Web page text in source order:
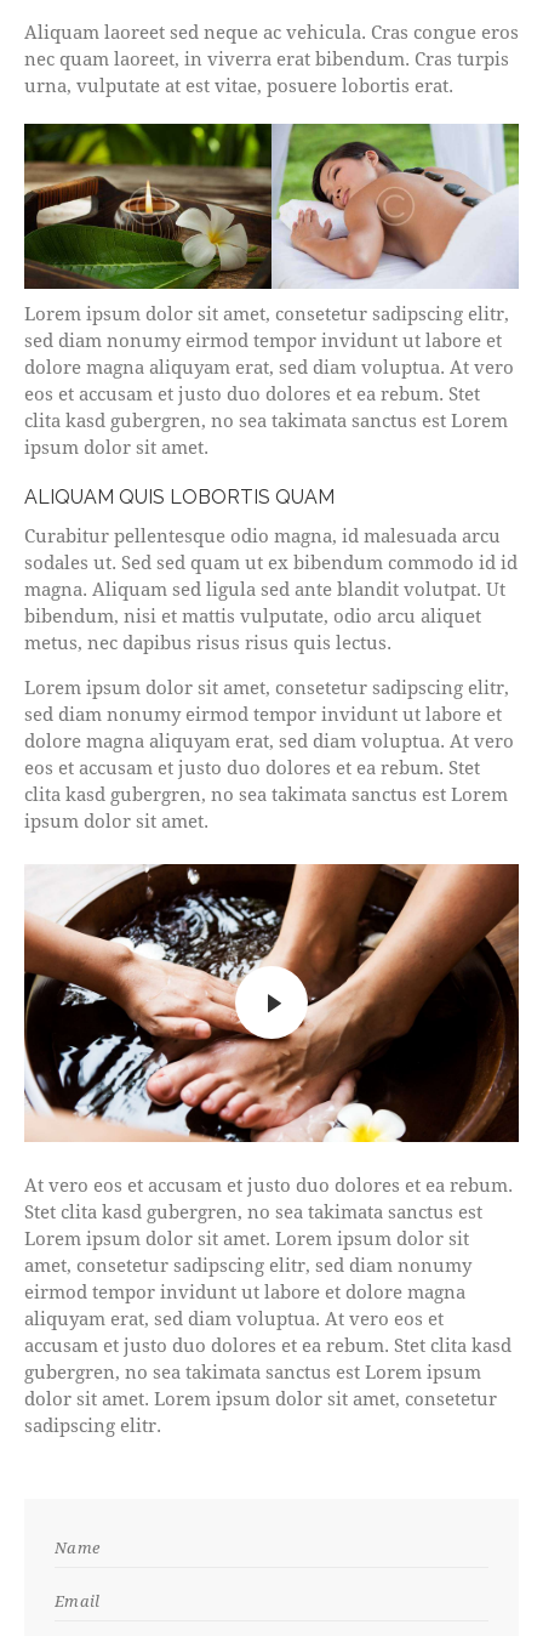
Aliquam laoreet sed neque ac vehicula. Cras congue eros
nec quam laoreet, in viverra erat bibendum. Cras turpis
urna, vulputate at est vitae, posuere lobortis erat.
Lorem ipsum dolor sit amet, consetetur sadipscing elitr,
sed diam nonumy eirmod tempor invidunt ut labore et
dolore magna aliquyam erat, sed diam voluptua. At vero
eos et accusam et justo duo dolores et ea rebum. Stet
clita kasd gubergren, no sea takimata sanctus est Lorem
ipsum dolor sit amet.
ALIQUAM QUIS LOBORTIS QUAM
Curabitur pellentesque odio magna, id malesuada arcu
sodales ut. Sed sed quam ut ex bibendum commodo id id
magna. Aliquam sed ligula sed ante blandit volutpat. Ut
bibendum, nisi et mattis vulputate, odio arcu aliquet
metus, nec dapibus risus risus quis lectus.
Lorem ipsum dolor sit amet, consetetur sadipscing elitr,
sed diam nonumy eirmod tempor invidunt ut labore et
dolore magna aliquyam erat, sed diam voluptua. At vero
eos et accusam et justo duo dolores et ea rebum. Stet
clita kasd gubergren, no sea takimata sanctus est Lorem
ipsum dolor sit amet.
At vero eos et accusam et justo duo dolores et ea rebum.
Stet clita kasd gubergren, no sea takimata sanctus est
Lorem ipsum dolor sit amet. Lorem ipsum dolor sit
amet, consetetur sadipscing elitr, sed diam nonumy
eirmod tempor invidunt ut labore et dolore magna
aliquyam erat, sed diam voluptua. At vero eos et
accusam et justo duo dolores et ea rebum. Stet clita kasd
gubergren, no sea takimata sanctus est Lorem ipsum
dolor sit amet. Lorem ipsum dolor sit amet, consetetur
sadipscing elitr.